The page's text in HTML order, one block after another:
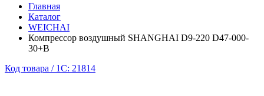
Главная
Каталог
WEICHAI
Компрессор воздушный SHANGHAI D9-220 D47-000-
30+B
Код товара / 1C: 21814